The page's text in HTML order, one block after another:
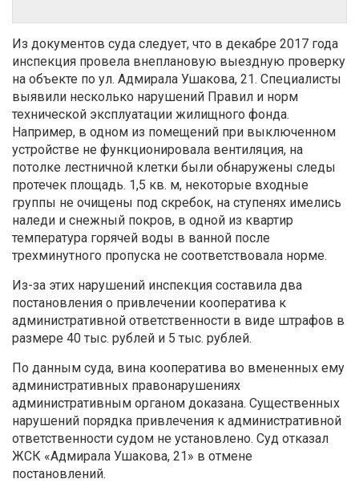
Из документов суда следует, что в декабре 2017 года
инспекция провела внеплановую выездную проверку
на объекте по ул. Адмирала Ушакова, 21. Специалисты
выявили несколько нарушений Правил и норм
технической эксплуатации жилищного фонда.
Например, в одном из помещений при выключенном
устройстве не функционировала вентиляция, на
потолке лестничной клетки были обнаружены следы
протечек площадь. 1,5 кв. м, некоторые входные
группы не очищены под скребок, на ступенях имелись
наледи и снежный покров, в одной из квартир
температура горячей воды в ванной после
трехминутного пропуска не соответствовала норме.
Из-за этих нарушений инспекция составила два
постановления о привлечении кооператива к
административной ответственности в виде штрафов в
размере 40 тыс. рублей и 5 тыс. рублей.
По данным суда, вина кооператива во вмененных ему
административных правонарушениях
административным органом доказана. Существенных
нарушений порядка привлечения к административной
ответственности судом не установлено. Суд отказал
ЖСК «Адмирала Ушакова, 21» в отмене
постановлений.